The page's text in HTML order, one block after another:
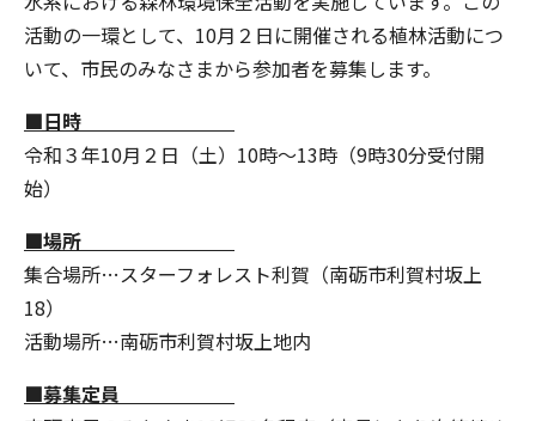
活動の一環として、10月２日に開催される植林活動につ
いて、市民のみなさまから参加者を募集します。
■日時
令和３年10月２日（土）10時～13時（9時30分受付開
始）
■場所
集合場所…スターフォレスト利賀（南砺市利賀村坂上
18）
活動場所…南砺市利賀村坂上地内
■募集定員